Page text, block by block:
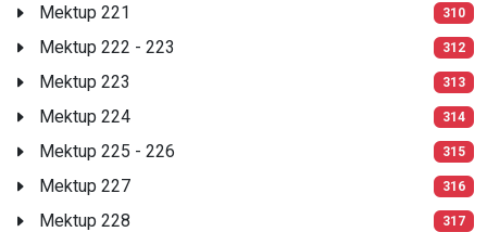
Mektup 221 310
Mektup 222 - 223 312
Mektup 223 313
Mektup 224 314
Mektup 225 - 226 315
Mektup 227 316
Mektup 228 317